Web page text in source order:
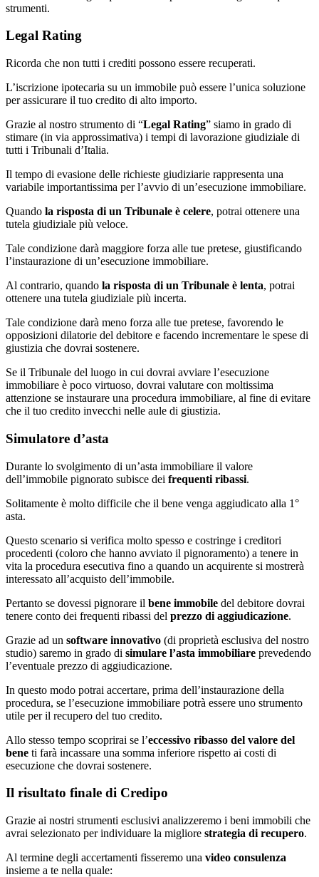
strumenti.
Legal Rating
Ricorda che non tutti i crediti possono essere recuperati.
L’iscrizione ipotecaria su un immobile può essere l’unica soluzione
per assicurare il tuo credito di alto importo.
Grazie al nostro strumento di “Legal Rating” siamo in grado di
stimare (in via approssimativa) i tempi di lavorazione giudiziale di
tutti i Tribunali d’Italia.
Il tempo di evasione delle richieste giudiziarie rappresenta una
variabile importantissima per l’avvio di un’esecuzione immobiliare.
Quando la risposta di un Tribunale è celere, potrai ottenere una
tutela giudiziale più veloce.
Tale condizione darà maggiore forza alle tue pretese, giustificando
l’instaurazione di un’esecuzione immobiliare.
Al contrario, quando la risposta di un Tribunale è lenta, potrai
ottenere una tutela giudiziale più incerta.
Tale condizione darà meno forza alle tue pretese, favorendo le
opposizioni dilatorie del debitore e facendo incrementare le spese di
giustizia che dovrai sostenere.
Se il Tribunale del luogo in cui dovrai avviare l’esecuzione
immobiliare è poco virtuoso, dovrai valutare con moltissima
attenzione se instaurare una procedura immobiliare, al fine di evitare
che il tuo credito invecchi nelle aule di giustizia.
Simulatore d’asta
Durante lo svolgimento di un’asta immobiliare il valore
dell’immobile pignorato subisce dei frequenti ribassi.
Solitamente è molto difficile che il bene venga aggiudicato alla 1°
asta.
Questo scenario si verifica molto spesso e costringe i creditori
procedenti (coloro che hanno avviato il pignoramento) a tenere in
vita la procedura esecutiva fino a quando un acquirente si mostrerà
interessato all’acquisto dell’immobile.
Pertanto se dovessi pignorare il bene immobile del debitore dovrai
tenere conto dei frequenti ribassi del prezzo di aggiudicazione.
Grazie ad un software innovativo (di proprietà esclusiva del nostro
studio) saremo in grado di simulare l’asta immobiliare prevedendo
l’eventuale prezzo di aggiudicazione.
In questo modo potrai accertare, prima dell’instaurazione della
procedura, se l’esecuzione immobiliare potrà essere uno strumento
utile per il recupero del tuo credito.
Allo stesso tempo scoprirai se l’eccessivo ribasso del valore del
bene ti farà incassare una somma inferiore rispetto ai costi di
esecuzione che dovrai sostenere.
Il risultato finale di Credipo
Grazie ai nostri strumenti esclusivi analizzeremo i beni immobili che
avrai selezionato per individuare la migliore strategia di recupero.
Al termine degli accertamenti fisseremo una video consulenza
insieme a te nella quale: